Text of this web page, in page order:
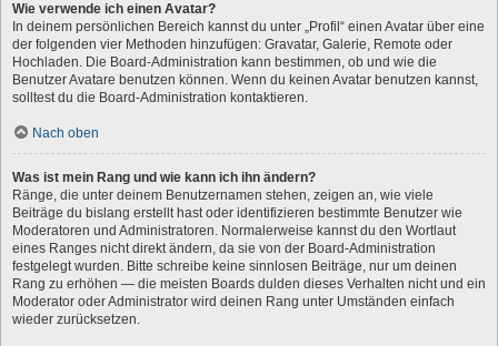
Wie verwende ich einen Avatar?
In deinem persönlichen Bereich kannst du unter „Profil“ einen Avatar über eine
der folgenden vier Methoden hinzufügen: Gravatar, Galerie, Remote oder
Hochladen. Die Board-Administration kann bestimmen, ob und wie die
Benutzer Avatare benutzen können. Wenn du keinen Avatar benutzen kannst,
solltest du die Board-Administration kontaktieren.
Nach oben
Was ist mein Rang und wie kann ich ihn ändern?
Ränge, die unter deinem Benutzernamen stehen, zeigen an, wie viele
Beiträge du bislang erstellt hast oder identifizieren bestimmte Benutzer wie
Moderatoren und Administratoren. Normalerweise kannst du den Wortlaut
eines Ranges nicht direkt ändern, da sie von der Board-Administration
festgelegt wurden. Bitte schreibe keine sinnlosen Beiträge, nur um deinen
Rang zu erhöhen — die meisten Boards dulden dieses Verhalten nicht und ein
Moderator oder Administrator wird deinen Rang unter Umständen einfach
wieder zurücksetzen.